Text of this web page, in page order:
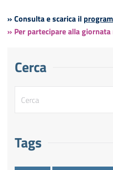
» Consulta e scarica il
» Per partecipare alla
Cerca
Tags